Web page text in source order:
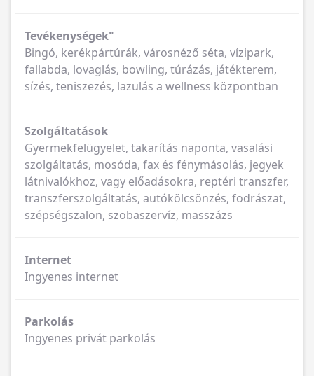
Tevékenységek"
Bingó, kerékpártúrák, városnéző séta, vízipark,
fallabda, lovaglás, bowling, túrázás, játékterem,
sízés, teniszezés, lazulás a wellness központban
Szolgáltatások
Gyermekfelügyelet, takarítás naponta, vasalási
szolgáltatás, mosóda, fax és fénymásolás, jegyek
látnivalókhoz, vagy előadásokra, reptéri transzfer,
transzferszolgáltatás, autókölcsönzés, fodrászat,
szépségszalon, szobaszervíz, masszázs
Internet
Ingyenes internet
Parkolás
Ingyenes privát parkolás